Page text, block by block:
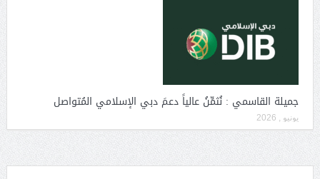
جميلة القاسمي : نُثمِّنُ عالياً دعمَ دبي الإسلامي المُتواصل
يونيو , 2026